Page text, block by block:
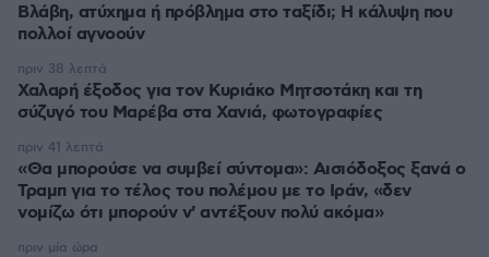
Βλάβη, ατύχημα ή πρόβλημα στο ταξίδι; Η κάλυψη που
πολλοί αγνοούν
Χαλαρή έξοδος για τον Κυριάκο Μητσοτάκη και τη
σύζυγό του Μαρέβα στα Χανιά, φωτογραφίες
πριν 38 λεπτά
«Θα μπορούσε να συμβεί σύντομα»: Αισιόδοξος ξανά ο
Τραμπ για το τέλος του πολέμου με το Ιράν, «δεν
νομίζω ότι μπορούν ν' αντέξουν πολύ ακόμα»
πριν 41 λεπτά
πριν μία ώρα